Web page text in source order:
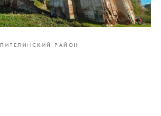
ПИТЕЛИНСКИЙ РАЙОН